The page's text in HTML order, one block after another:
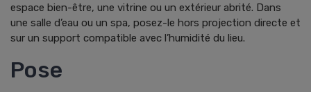
espace bien-être, une vitrine ou un extérieur abrité. Dans
une salle d’eau ou un spa, posez-le hors projection directe et
sur un support compatible avec l’humidité du lieu.
Pose